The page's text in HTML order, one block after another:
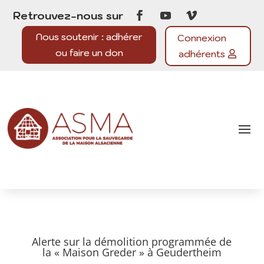
Retrouvez-nous sur
Nous soutenir : adhérer
ou faire un don
Connexion
adhérents
Alerte sur la démolition programmée de
la « Maison Greder » à Geudertheim